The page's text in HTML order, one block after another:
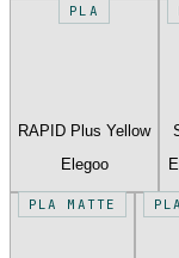
PLA
RAPID Plus Yellow
Elegoo
PLA MATTE